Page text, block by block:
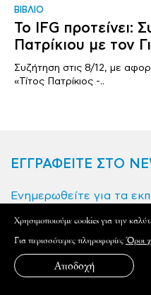
ΒΙΒΛΙΟ
Το IFG προτείνει:
Πατρίκιου με τον
Συζήτηση στις 8/12, με
«Τίτος Πατρίκιος -..
ΕΓΓΡΑΦΕΙΤΕ ΣΤΟ
Ενημερωθείτε για τα
Όνομα
Xρησιμοποιούμε cookies για την
Για περισσότερες πληροφορίεςΌροι
Αποδοχή